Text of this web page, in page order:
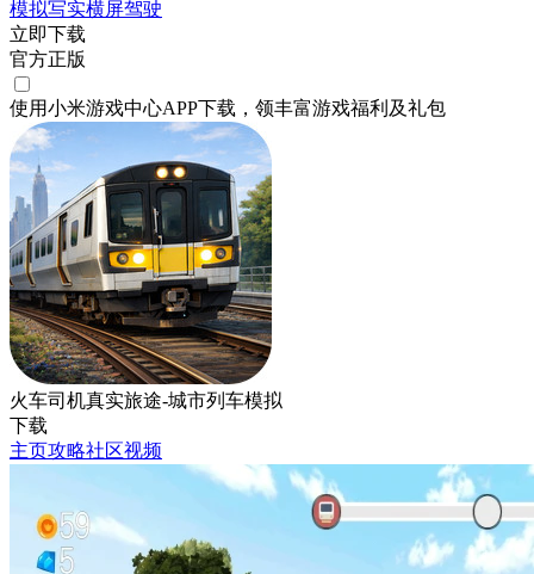
模拟写实横屏驾驶
立即下载
官方正版
使用小米游戏中心APP下载 ，领丰富游戏福利 及礼包
火车司机真实旅途-城市列车模拟
下载
主页攻略社区视频